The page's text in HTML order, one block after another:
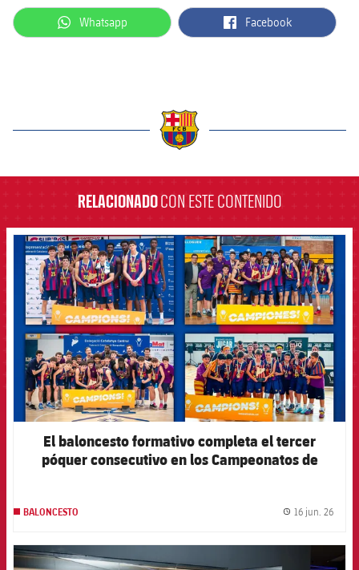
label.aria.whatsapp
Whatsapp label.aria.facebook
Facebook
RELACIONADOCON ESTE CONTENIDO
FCB Barcelona badge
El baloncesto formativo completa el tercer
póquer consecutivo en los Campeonatos de
BALONCESTO 16 jun. 26